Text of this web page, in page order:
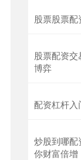
股票股票
股票配资
博弈
配资杠杆
炒股到哪配
你财富倍增